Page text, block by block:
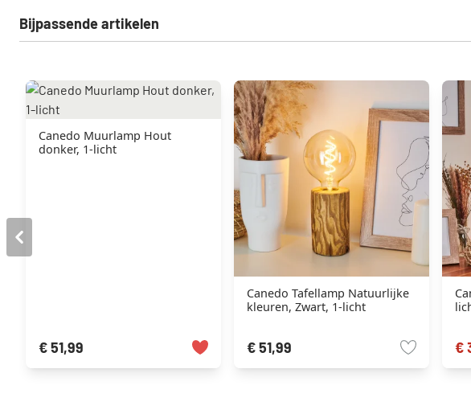
Bijpassende artikelen
Canedo Muurlamp Hout
donker, 1-licht
€ 51,99
Canedo Tafellamp Natuurlijke
kleuren, Zwart, 1-licht
€ 51,99 €